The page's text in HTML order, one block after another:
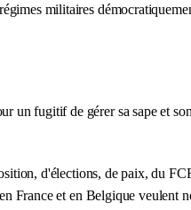
militaires
un fugitif de gérer sa sape et
d'élections, de paix, du
France et en Belgique veulent